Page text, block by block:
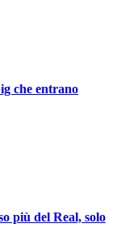
che entrano
più del Real, solo